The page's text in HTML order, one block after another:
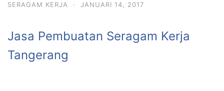
SERAGAM KERJA · JANUARI 14, 2017
Jasa Pembuatan Seragam Kerja
Tangerang